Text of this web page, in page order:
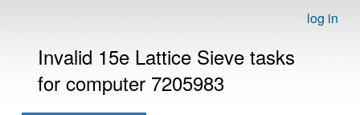
log in
Invalid 15e Lattice Sieve tasks
for computer 7205983